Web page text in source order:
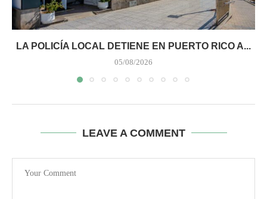
LA POLICÍA LOCAL DETIENE EN PUERTO RICO A...
05/08/2026
LEAVE A COMMENT